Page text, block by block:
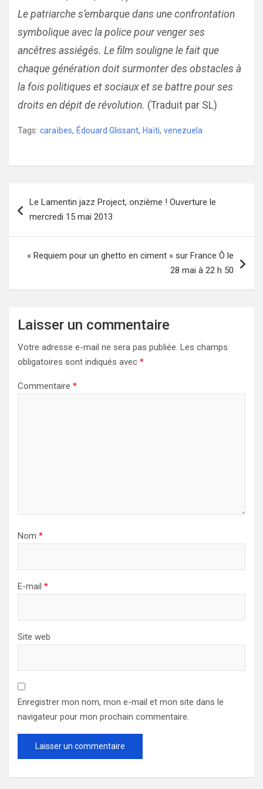
Le patriarche s’embarque dans une confrontation
symbolique avec la police pour venger ses
ancêtres assiégés. Le film souligne le fait que
chaque génération doit surmonter des obstacles à
la fois politiques et sociaux et se battre pour ses
droits en dépit de révolution. (Traduit par SL)
Tags: caraïbes, Édouard Glissant, Haïti, venezuela
de
Le Lamentin jazz Project, onzième ! Ouverture le
mercredi 15 mai 2013
« Requiem pour un ghetto en ciment » sur France Ô le
28 mai à 22 h 50
Laisser un commentaire
Votre adresse e-mail ne sera pas publiée. Les champs
obligatoires sont indiqués avec *
Commentaire *
Nom *
E-mail *
Site web
Enregistrer mon nom, mon e-mail et mon site dans le
navigateur pour mon prochain commentaire.